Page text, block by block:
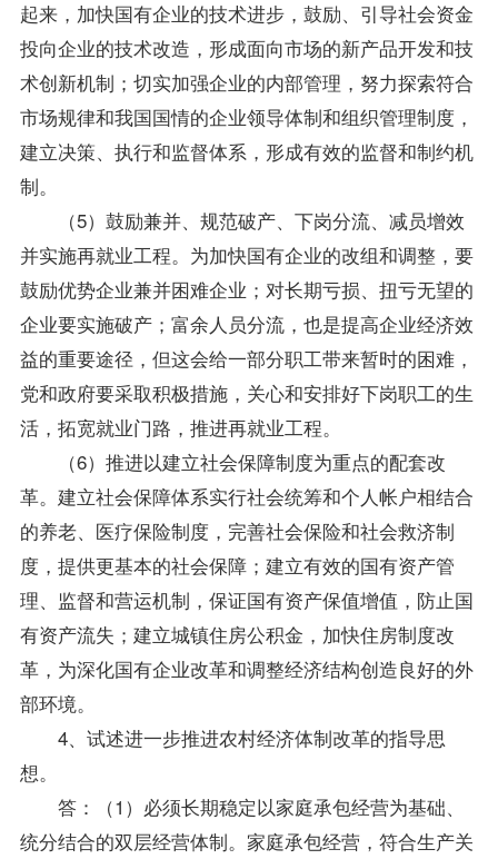
起来，加快国有企业的技术进步，鼓励、引导社会资金
投向企业的技术改造，形成面向市场的新产品开发和技
术创新机制；切实加强企业的内部管理，努力探索符合
市场规律和我国国情的企业领导体制和组织管理制度，
建立决策、执行和监督体系，形成有效的监督和制约机
制。
（5）鼓励兼并、规范破产、下岗分流、减员增效
并实施再就业工程。为加快国有企业的改组和调整，要
鼓励优势企业兼并困难企业；对长期亏损、扭亏无望的
企业要实施破产；富余人员分流，也是提高企业经济效
益的重要途径，但这会给一部分职工带来暂时的困难，
党和政府要采取积极措施，关心和安排好下岗职工的生
活，拓宽就业门路，推进再就业工程。
（6）推进以建立社会保障制度为重点的配套改
革。建立社会保障体系实行社会统筹和个人帐户相结合
的养老、医疗保险制度，完善社会保险和社会救济制
度，提供更基本的社会保障；建立有效的国有资产管
理、监督和营运机制，保证国有资产保值增值，防止国
有资产流失；建立城镇住房公积金，加快住房制度改
革，为深化国有企业改革和调整经济结构创造良好的外
部环境。
4、试述进一步推进农村经济体制改革的指导思
想。
答：（1）必须长期稳定以家庭承包经营为基础、
统分结合的双层经营体制。家庭承包经营，符合生产关